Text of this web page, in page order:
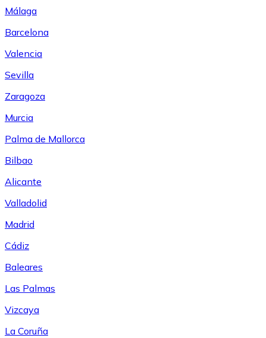
Málaga
Barcelona
Valencia
Sevilla
Zaragoza
Murcia
Palma de Mallorca
Bilbao
Alicante
Valladolid
Madrid
Cádiz
Baleares
Las Palmas
Vizcaya
La Coruña